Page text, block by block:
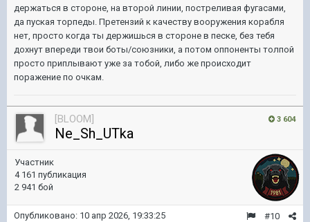
держаться в стороне, на второй линии, постреливая фугасами,
да пуская торпеды. Претензий к качеству вооружения корабля
нет, просто когда ты держишься в стороне в песке, без тебя
дохнут впереди твои боты/союзники, а потом оппоненты толпой
просто приплывают уже за тобой, либо же происходит
поражение по очкам.
3 604
[BLOOM]
Ne_Sh_UTka
Участник
4 161 публикация
2 941 бой
#10
Опубликовано: 10 апр 2026, 19:33:25